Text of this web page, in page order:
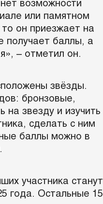
возможности
или памятном
он приезжает на
получает баллы, а
– отметил он.
звёзды.
бронзовые,
на звезду и изучить
сделать с ним
баллы можно в
участника станут
года. Остальные 15